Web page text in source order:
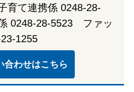
育て連携係 0248-28-
0248-28-5523 ファッ
1255
合わせはこちら